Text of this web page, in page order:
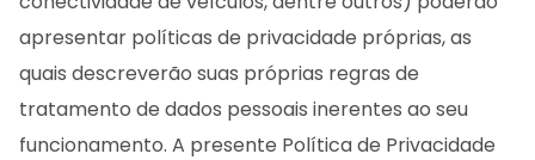
apresentar políticas de privacidade próprias, as
quais descreverão suas próprias regras de
tratamento de dados pessoais inerentes ao seu
funcionamento. A presente Política de Privacidade